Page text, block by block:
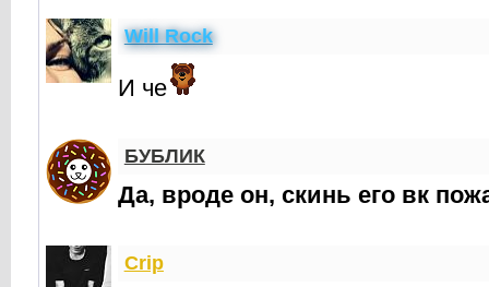
Will Rock
И че
БУБЛИК
Да, вроде он, скинь его вк
Crip